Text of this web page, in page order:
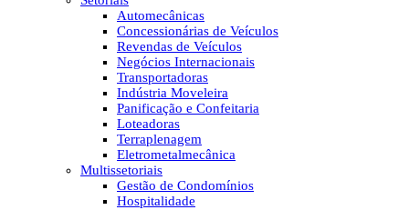
Automecânicas
Concessionárias de Veículos
Revendas de Veículos
Negócios Internacionais
Transportadoras
Indústria Moveleira
Panificação e Confeitaria
Loteadoras
Terraplenagem
Eletrometalmecânica
Multissetoriais
Gestão de Condomínios
Hospitalidade